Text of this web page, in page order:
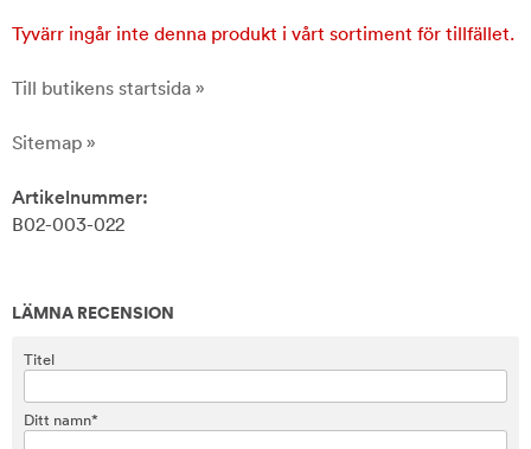
Tyvärr ingår inte denna produkt i vårt sortiment för tillfället.
Till butikens startsida »
Sitemap »
Artikelnummer:
B02-003-022
LÄMNA RECENSION
Titel
Ditt namn*